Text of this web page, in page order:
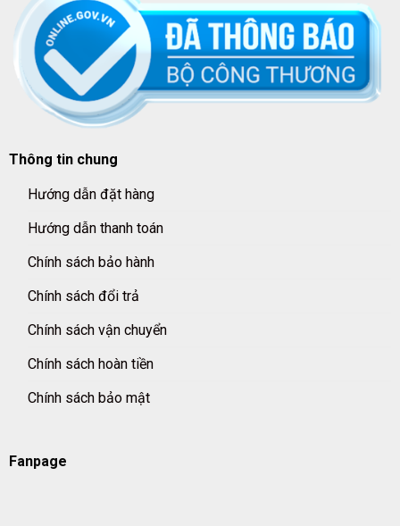
Thông tin chung
Hướng dẫn đặt hàng
Hướng dẫn thanh toán
Chính sách bảo hành
Chính sách đổi trả
Chính sách vận chuyển
Chính sách hoàn tiền
Chính sách bảo mật
Fanpage